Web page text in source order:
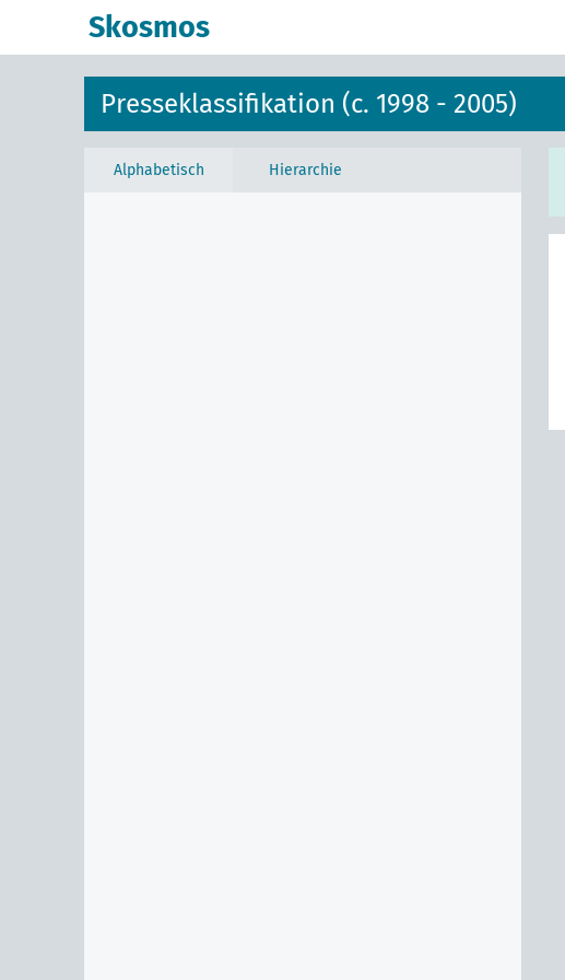
Skosmos
Presseklassifikation (c. 1998 - 2005)
Alphabetisch Hierarchie